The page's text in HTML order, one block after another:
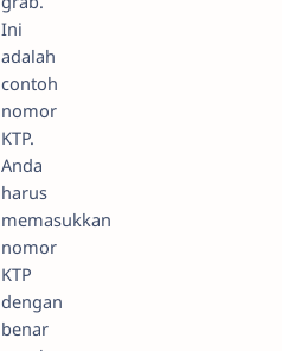
Ini
adalah
contoh
nomor
KTP.
Anda
harus
memasukkan
nomor
KTP
dengan
benar